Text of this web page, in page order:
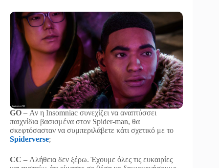
GO – Αν η Insomniac συνεχίζει να αναπτύσσει
παιχνίδια βασισμένα στον Spider-man, θα
σκεφτόσασταν να συμπεριλάβετε κάτι σχετικό με το
Spiderverse;
CC – Αλήθεια δεν ξέρω. Έχουμε όλες τις ευκαιρίες